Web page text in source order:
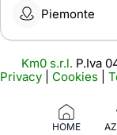
HOME
Piemonte
Km0 s.r.l. P.Iva
Privacy
Cookies